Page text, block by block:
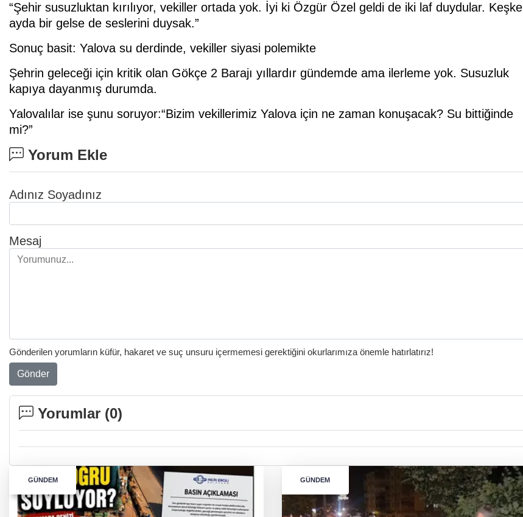
“Şehir susuzluktan kırılıyor, vekiller ortada yok. İyi ki Özgür Özel geldi de iki laf duydular. Keşke
ayda bir gelse de seslerini duysak.”
Sonuç basit: Yalova su derdinde, vekiller siyasi polemikte
Şehrin geleceği için kritik olan Gökçe 2 Barajı yıllardır gündemde ama ilerleme yok. Susuzluk
kapıya dayanmış durumda.
Yalovalılar ise şunu soruyor:“Bizim vekillerimiz Yalova için ne zaman konuşacak? Su bittiğinde
mi?”
Yorum Ekle
Adınız Soyadınız
Mesaj
Gönderilen yorumların küfür, hakaret ve suç unsuru içermemesi gerektiğini okurlarımıza önemle hatırlatırız!
Gönder
Yorumlar (0)
GÜNDEM GÜNDEM